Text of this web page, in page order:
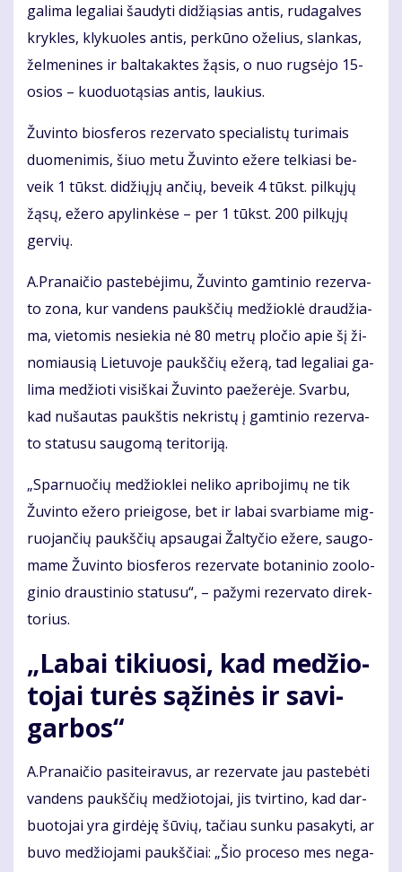
ga­li­ma le­ga­liai šau­dy­ti di­dži­ą­sias an­tis, ru­da­gal­ves
kryk­les, kly­kuo­les an­tis, per­kū­no ože­lius, slan­kas,
žel­me­ni­nes ir bal­ta­kak­tes žą­sis, o nuo rug­sė­jo 15-
osios – kuo­duo­tą­sias an­tis, lau­kius.
Žu­vin­to bios­fe­ros re­zer­va­to spe­cia­lis­tų tu­ri­mais
duo­me­ni­mis, šiuo me­tu Žu­vin­to eže­re tel­kia­si be­
veik 1 tūkst. di­džių­jų an­čių, be­veik 4 tūkst. pil­kų­jų
žą­sų, eže­ro apy­lin­kė­se – per 1 tūkst. 200 pil­kų­jų
ger­vių.
A.Pra­nai­čio pa­ste­bė­ji­mu, Žu­vin­to gam­ti­nio re­zer­va­
to zo­na, kur van­dens paukš­čių me­džiok­lė drau­džia­
ma, vie­to­mis ne­sie­kia nė 80 met­rų plo­čio apie šį ži­
no­miau­sią Lie­tu­vo­je paukš­čių eže­rą, tad le­ga­liai ga­
li­ma me­džio­ti vi­siš­kai Žu­vin­to pa­e­že­rė­je. Svar­bu,
kad nu­šau­tas paukš­tis ne­kris­tų į gam­ti­nio re­zer­va­
to sta­tu­su sau­go­mą te­ri­to­ri­ją.
„Spar­nuo­čių me­džiok­lei ne­li­ko ap­ri­bo­ji­mų ne tik
Žu­vin­to eže­ro pri­ei­go­se, bet ir la­bai svar­bia­me mig­
ruo­jan­čių paukš­čių ap­sau­gai Žal­ty­čio eže­re, sau­go­
ma­me Žu­vin­to bios­fe­ros re­zer­va­te bo­ta­ni­nio zo­o­lo­
gi­nio draus­ti­nio sta­tu­su“, – pa­žy­mi re­zer­va­to di­rek­
to­rius.
„La­bai ti­kiuo­si, kad me­džio­
to­jai tu­rės są­ži­nės ir sa­vi­
gar­bos“
A.Pra­nai­čio pa­si­tei­ra­vus, ar re­zer­va­te jau pa­ste­bė­ti
van­dens paukš­čių me­džio­to­jai, jis tvir­ti­no, kad dar­
buo­to­jai yra gir­dė­ję šū­vių, ta­čiau sun­ku pa­sa­ky­ti, ar
bu­vo me­džio­ja­mi paukš­čiai: „Šio pro­ce­so mes ne­ga­